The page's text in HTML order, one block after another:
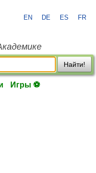
EN DE ES FR
Найти!
Игры ⚽